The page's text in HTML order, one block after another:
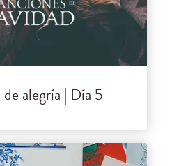
alegría | Día 5